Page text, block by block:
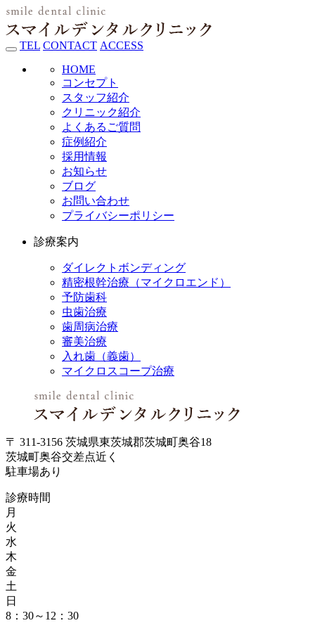
TEL CONTACT ACCESS
HOME
コンセプト
スタッフ紹介
クリニック紹介
よくあるご質問
症例紹介
採用情報
お知らせ
ブログ
お問い合わせ
プライバシーポリシー
診療案内
ダイレクトボンディング
精密根幹治療（マイクロエンド）
予防歯科
虫歯治療
歯周病治療
審美治療
入れ歯（義歯）
マイクロスコープ治療
〒 311-3156 茨城県東茨城郡茨城町奥谷18
茨城町奥谷交差点近く
駐車場あり
診療時間
月
火
水
木
金
土
日
8：30～12：30